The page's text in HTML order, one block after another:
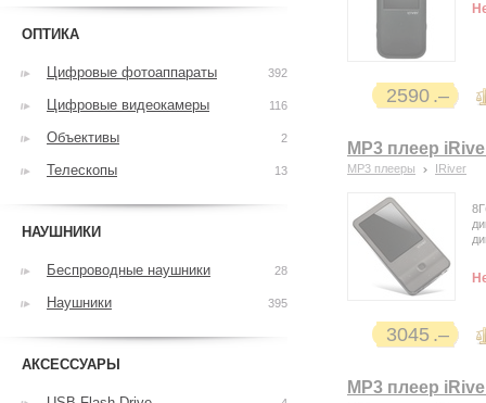
2590
MP3 плеер
MP3 плееры IRiver
3045
MP3 плеер
ОПТИКА
Цифровые фотоаппараты 392
Цифровые видеокамеры 116
Объективы 2
Телескопы 13
НАУШНИКИ
Беспроводные наушники 28
Наушники 395
АКСЕССУАРЫ